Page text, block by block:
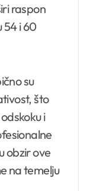
raspon
54 i 60
su
što
i
obzir ove
na temelju